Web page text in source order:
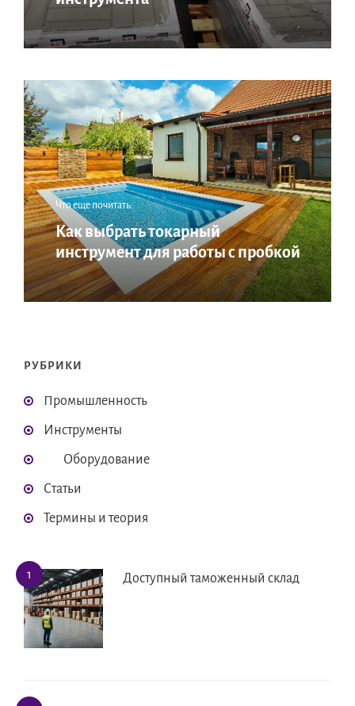
Что еще почитать:
Как выбрать токарный
инструмент для работы с пробкой
РУБРИКИ
Промышленность
Инструменты
Оборудование
Статьи
Термины и теория
Доступный таможенный склад